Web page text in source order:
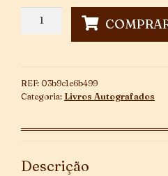
Cruz
quantidade
REF: 03b9c1e6b499
Categoria: Livros Autografados
Descrição